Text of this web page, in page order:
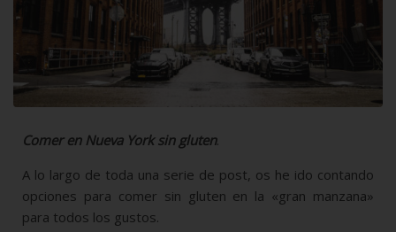
Comer en Nueva York sin gluten.
A lo largo de toda una serie de post, os he ido contando
opciones para comer sin gluten en la «gran manzana»
para todos los gustos.